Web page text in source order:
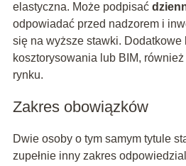
elastyczna. Może podpisać
odpowiadać przed nadzorem i
się na wyższe stawki. Dodatkowe
kosztorysowania lub BIM,
rynku.
Zakres obowiązków
Dwie osoby o tym samym tytule
zupełnie inny zakres